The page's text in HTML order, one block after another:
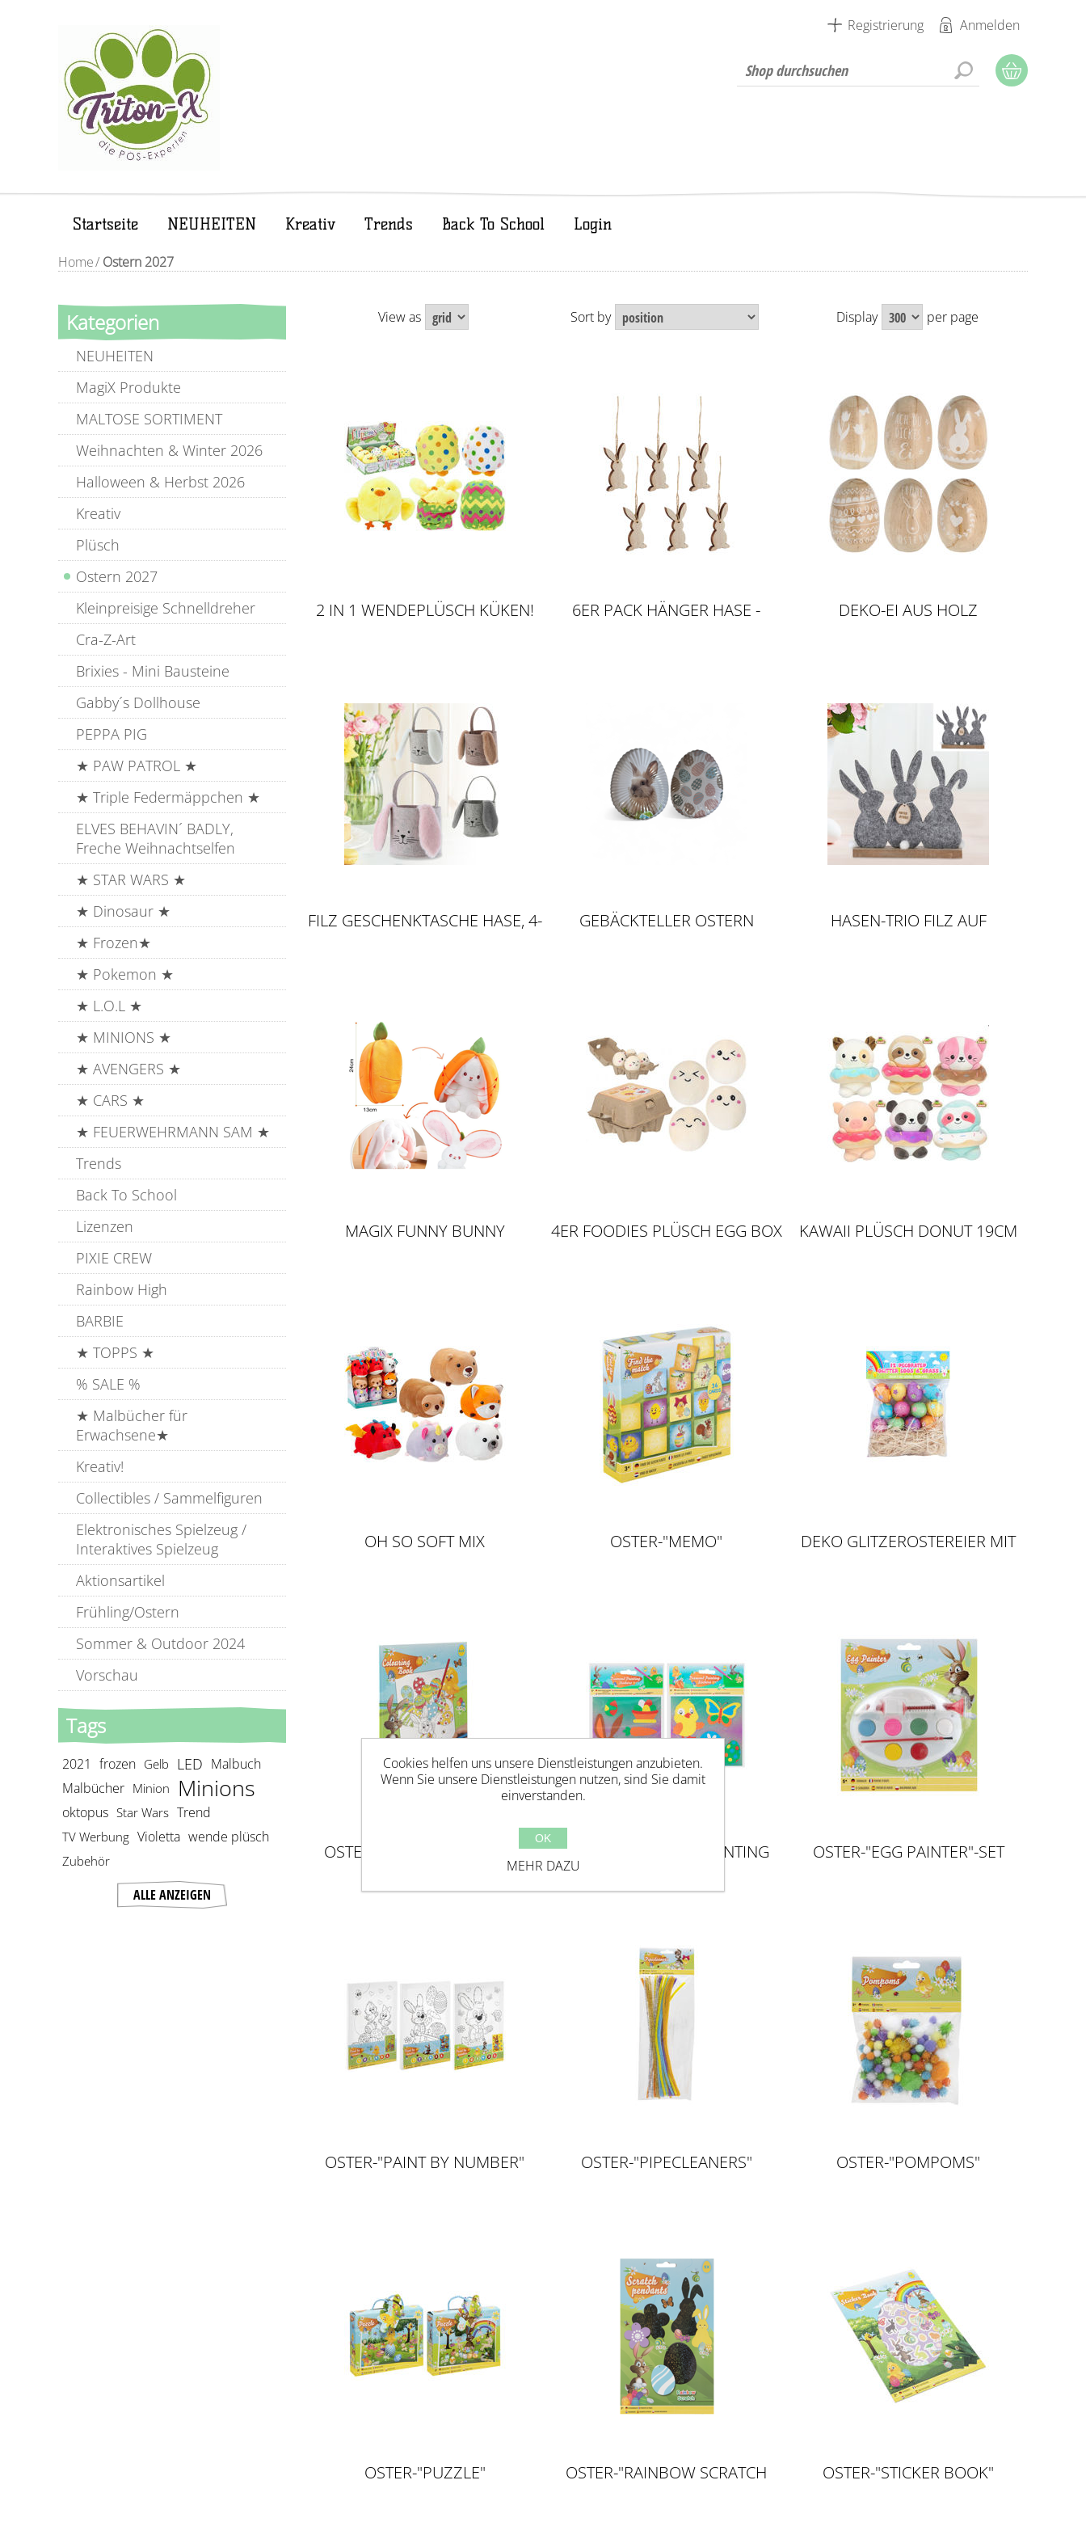
Registrierung Anmelden
Startseite NEUHEITEN Kreativ Trends Back To School Login
Home/ Ostern 2027
View as Sort by Display per page
2 IN 1 WENDEPLÜSCH KÜKEN!
6ER PACK HÄNGER HASE -
DEKO-EI AUS HOLZ
FILZ GESCHENKTASCHE HASE, 4-
GEBÄCKTELLER OSTERN
HASEN-TRIO FILZ AUF
MAGIX FUNNY BUNNY 4ER FOODIES PLÜSCH EGG BOX KAWAII PLÜSCH DONUT 19CM
OH SO SOFT MIX OSTER-"MEMO"
DEKO GLITZEROSTEREIER MIT
OSTER-"COLOURING BOOK"
OSTER-"DIAMOND PAINTING
OSTER-"EGG PAINTER"-SET
OSTER-"PAINT BY NUMBER" OSTER-"PIPECLEANERS" OSTER-"POMPOMS"
OSTER-"PUZZLE"
OSTER-"RAINBOW SCRATCH
OSTER-"STICKER BOOK"
Kategorien
NEUHEITEN
MagiX Produkte
MALTOSE SORTIMENT
Weihnachten & Winter 2026
Halloween & Herbst 2026
Kreativ
Plüsch
Ostern 2027
Kleinpreisige Schnelldreher
Cra-Z-Art
Brixies - Mini Bausteine
Gabby´s Dollhouse
PEPPA PIG
★ PAW PATROL ★
★ Triple Federmäppchen ★
ELVES BEHAVIN´ BADLY,
Freche Weihnachtselfen
★ STAR WARS ★
★ Dinosaur ★
★ Frozen★
★ Pokemon ★
★ L.O.L ★
★ MINIONS ★
★ AVENGERS ★
★ CARS ★
★ FEUERWEHRMANN SAM ★
Trends
Back To School
Lizenzen
PIXIE CREW
Rainbow High
BARBIE
★ TOPPS ★
% SALE %
★ Malbücher für
Erwachsene★
Kreativ!
Collectibles / Sammelfiguren
Elektronisches Spielzeug /
Interaktives Spielzeug
Aktionsartikel
Frühling/Ostern
Sommer & Outdoor 2024
Vorschau
Tags
2021 frozen Gelb LED Malbuch
Malbücher Minion Minions
oktopus Star Wars Trend
TV Werbung Violetta wende plüsch
Zubehör
ALLE ANZEIGEN
Cookies helfen uns unsere Dienstleistungen anzubieten.
Wenn Sie unsere Dienstleistungen nutzen, sind Sie damit
einverstanden.
OK
MEHR DAZU